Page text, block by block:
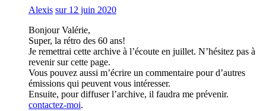
Alexis sur 12 juin 2020
Bonjour Valérie,
Super, la rétro des 60 ans!
Je remettrai cette archive à l’écoute en juillet. N’hésitez pas à
revenir sur cette page.
Vous pouvez aussi m’écrire un commentaire pour d’autres
émissions qui peuvent vous intéresser.
Ensuite, pour diffuser l’archive, il faudra me prévenir.
contactez-moi.